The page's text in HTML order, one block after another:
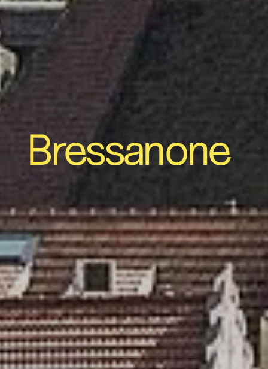
Bressanone